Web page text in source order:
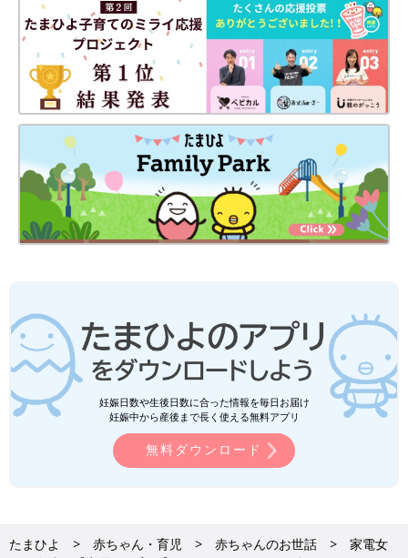
妊娠日数や生後日数に合った情報を毎日お届け
妊娠中から産後まで長く使える無料アプリ
無料ダウンロード
たまひよ 赤ちゃん・育児 赤ちゃんのお世話
家電女